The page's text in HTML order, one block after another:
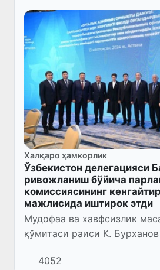
Халқаро ҳамкорлик
Ўзбекистон делегацияси
ривожланиш бўйича
комиссиясининг
мажлисида иштирок этди
Мудофаа ва хавфсизлик
қўмитаси раиси К.
Олий Мажлис Сенати
Қозоғистон Республикасини
4052